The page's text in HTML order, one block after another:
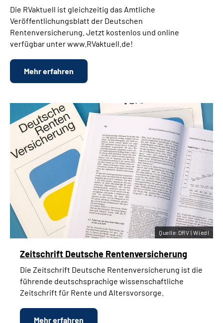
Die RVaktuell ist gleichzeitig das Amtliche
Veröffentlichungsblatt der Deutschen
Rentenversicherung. Jetzt kostenlos und online
verfügbar unter www.RVaktuell.de!
Mehr erfahren
Zeitschrift Deutsche Rentenversicherung
Die Zeitschrift Deutsche Rentenversicherung ist die
führende deutschsprachige wissenschaftliche
Zeitschrift für Rente und Altersvorsorge.
Mehr erfahren
Quelle:DRV | Wiedl